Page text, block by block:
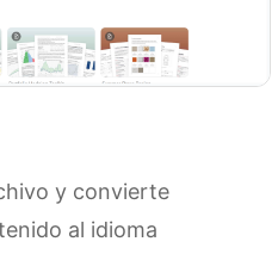
y convierte
al idioma